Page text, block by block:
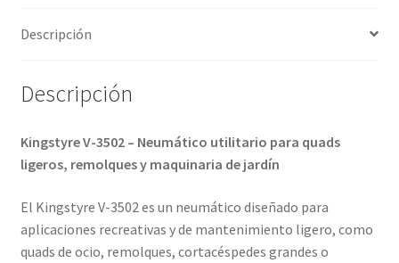
Descripción
Descripción
Kingstyre V-3502 – Neumático utilitario para quads
ligeros, remolques y maquinaria de jardín
El Kingstyre V-3502 es un neumático diseñado para
aplicaciones recreativas y de mantenimiento ligero, como
quads de ocio, remolques, cortacéspedes grandes o